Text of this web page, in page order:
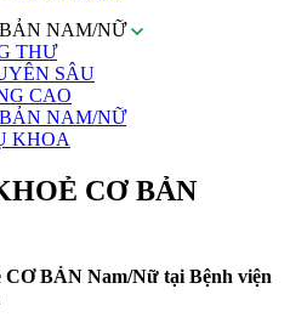
NAM/NỮ
THƯ
SÂU
CAO
NAM/NỮ
KHOA
CƠ BẢN
CƠ BẢN Nam/Nữ tại Bệnh viện